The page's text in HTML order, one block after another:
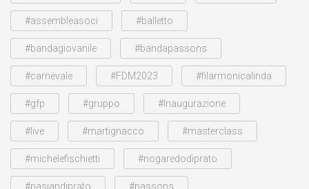
#assembleasoci #balletto
#bandagiovanile #bandapassons
#carnevale #FDM2023 #filarmonicalinda
#gfp #gruppo #Inaugurazione
#live #martignacco #masterclass
#michelefischietti #nogaredodiprato
#pasiandiprato #passons